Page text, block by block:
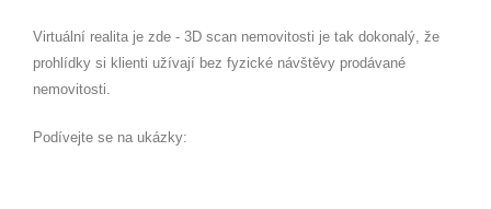
Virtuální realita je zde - 3D scan nemovitosti je tak dokonalý, že
prohlídky si klienti užívají bez fyzické návštěvy prodávané
nemovitosti.
Podívejte se na ukázky: